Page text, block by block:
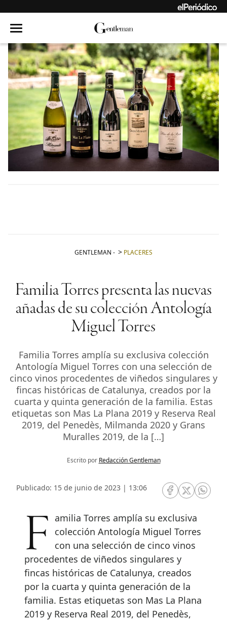
GENTLEMAN - PLACERES
Familia Torres presenta las nuevas
añadas de su colección Antología
Miguel Torres
Familia Torres amplía su exclusiva colección
Antología Miguel Torres con una selección de
cinco vinos procedentes de viñedos singulares y
fincas históricas de Catalunya, creados por la
cuarta y quinta generación de la familia. Estas
etiquetas son Mas La Plana 2019 y Reserva Real
2019, del Penedès, Milmanda 2020 y Grans
Muralles 2019, de la […]
Escrito por Redacción Gentleman
Publicado: 15 de junio de 2023 | 13:06
RRSS Facebook
RRSSRRSS
Familia Torres amplía su exclusiva colección Antología Miguel Torres
con una selección de cinco vinos
procedentes de viñedos singulares y
fincas históricas de Catalunya, creados
por la cuarta y quinta generación de la
familia. Estas etiquetas son Mas La Plana
2019 y Reserva Real 2019, del Penedès,